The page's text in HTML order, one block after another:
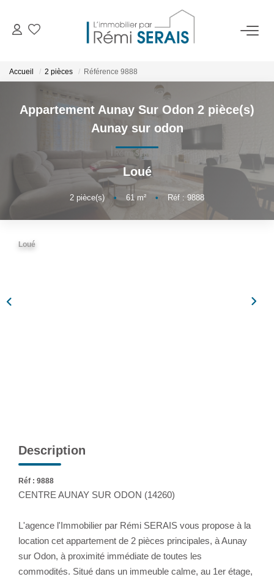
VENDRE
BIENS VENDUS
ADMINISTRATION DE BIENS
Accueil 2 pièces Référence 9888
Appartement Aunay Sur Odon 2 pièce(s)
Aunay sur odon
Loué
2 pièce(s) • 61m² • Réf : 9888
Loué
Description
Réf : 9888
CENTRE AUNAY SUR ODON (14260)
L'agence l'Immobilier par Rémi SERAIS vous propose à la
location cet appartement de 2 pièces principales, à Aunay
sur Odon, à proximité immédiate de toutes les
commodités. Situé dans un immeuble calme, au 1er étage,